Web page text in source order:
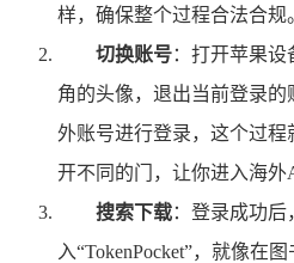
样，确保整个过程合法合规
切换账号：打开苹果设
角的头像，退出当前登录
外账号进行登录，这个过
开不同的门，让你进入海外
搜索下载：登录成功后
入“TokenPocket”，就像在